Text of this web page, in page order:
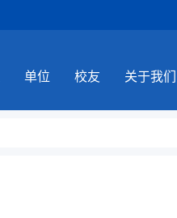
单位 校友 关于我们